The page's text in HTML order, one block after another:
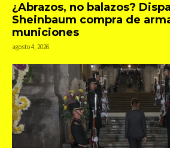
¿Abrazos, no balazos?
Sheinbaum compra de
municiones
agosto 4, 2026